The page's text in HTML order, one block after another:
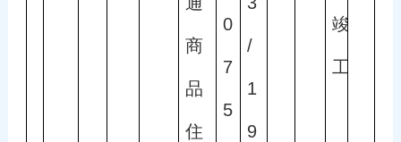
商
品
住
0
7
5
/
1
9
竣
工